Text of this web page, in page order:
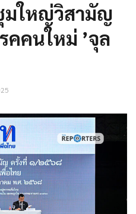
มใหญ่วิสามัญ
คคนใหม่ ’จุล